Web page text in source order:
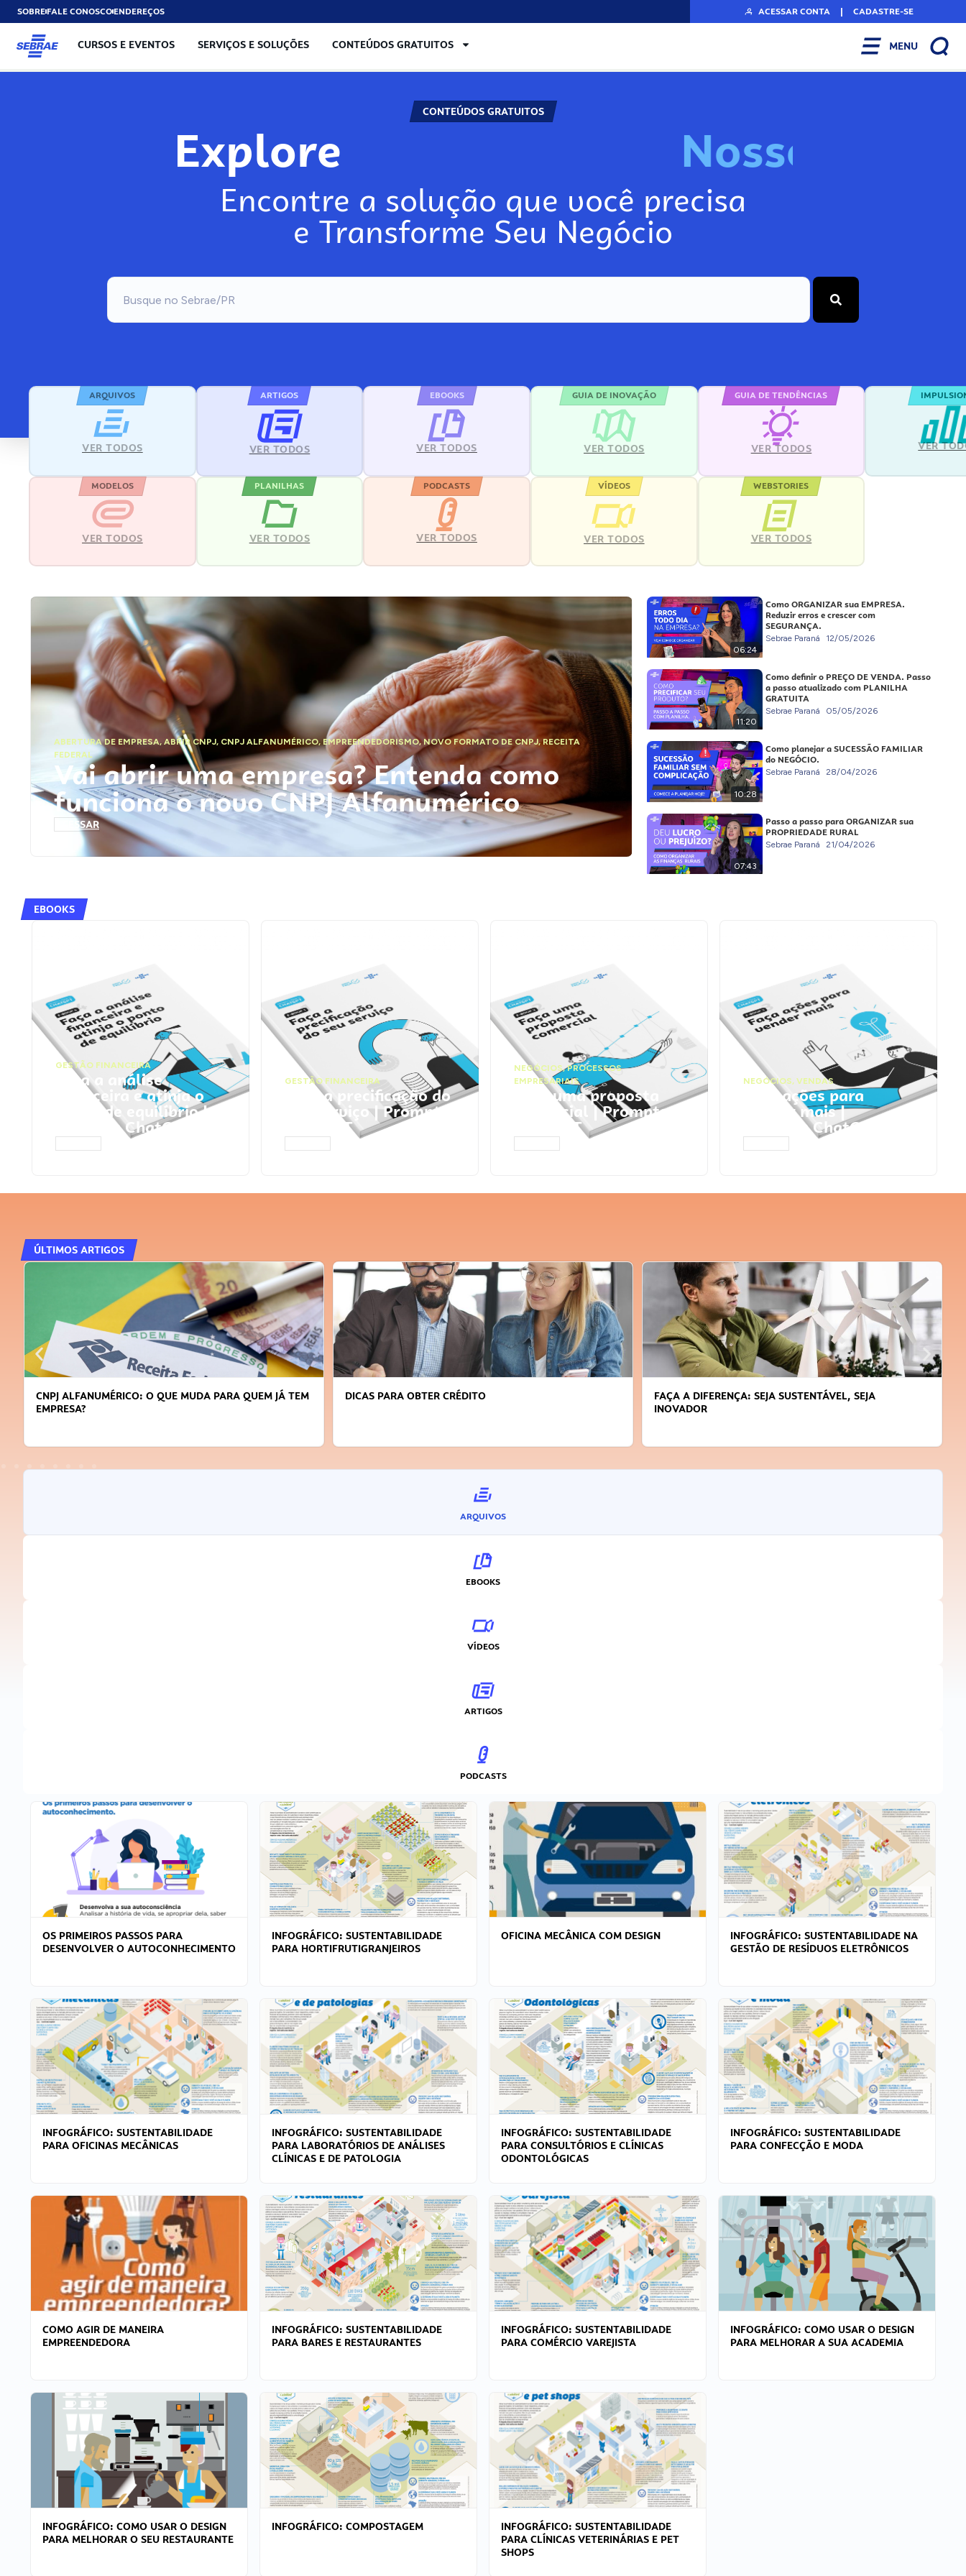
SOBREFALE CONOSCOENDEREÇOS ACESSAR CONTA | CADASTRE-SE
CURSOS E EVENTOS SERVIÇOS E SOLUÇÕES CONTEÚDOS GRATUITOS MENU
CONTEÚDOS GRATUITOS
Explore Noss
Encontre a solução que você precisa
e Transforme Seu Negócio
ARQUIVOS
VER TODOS
ARTIGOS
VER TODOS
EBOOKS
VER TODOS
GUIA DE INOVAÇÃO
VER TODOS
GUIA DE TENDÊNCIAS
VER TODOS VER
MODELOS
VER TODOS
PLANILHAS
VER TODOS
PODCASTS
VER TODOS
VÍDEOS
VER TODOS
WEBSTORIES
VER TODOS
ABERTURA DE EMPRESA,ABRIR CNPJ, CNPJ ALFANUMÉRICO, EMPREENDEDORISMO,NOVO FORMATO DE CNPJ,RECEITA
FEDERAL
Vai abrir uma empresa? Entenda como
funciona o novo CNPJ Alfanumérico
ACESSAR
06:24
Como ORGANIZAR sua EMPRESA.
Reduzir erros e crescer com
SEGURANÇA.
Sebrae Paraná 12/05/2026
11:20
Como definir o PREÇO DE VENDA. Passo
a passo atualizado com PLANILHA
GRATUITA
Sebrae Paraná 05/05/2026
10:28
Como planejar a SUCESSÃO FAMILIAR
do NEGÓCIO.
Sebrae Paraná 28/04/2026
07:43
Passo a passo para ORGANIZAR sua
PROPRIEDADE RURAL
Sebrae Paraná 21/04/2026
EBOOKS
GESTÃO FINANCEIRA
Faça a análise
financeira e atinja o
ponto de equilíbrio |
Prompts ChatGPT
GESTÃO FINANCEIRA
Faça a precificação do
seu serviço | Prompts
ChatGPT
NEGÓCIOS,PROCESSOS
EMPRESARIAIS
Faça uma proposta
comercial | Prompts
ChatGPT
NEGÓCIOS, VENDAS
Faça ações para
vender mais |
Prompts ChatGPT
ÚLTIMOS ARTIGOS
CNPJ ALFANUMÉRICO: O QUE MUDA PARA QUEM JÁ TEM
EMPRESA?
DICAS PARA OBTER CRÉDITO
FAÇA A DIFERENÇA: SEJA SUSTENTÁVEL, SEJA
INOVADOR
ARQUIVOS
EBOOKS
VÍDEOS
ARTIGOS
PODCASTS
OS PRIMEIROS PASSOS PARA
DESENVOLVER O AUTOCONHECIMENTO
INFOGRÁFICO: SUSTENTABILIDADE
PARA HORTIFRUTIGRANJEIROS
OFICINA MECÂNICA COM DESIGN
INFOGRÁFICO: SUSTENTABILIDADE NA
GESTÃO DE RESÍDUOS ELETRÔNICOS
INFOGRÁFICO: SUSTENTABILIDADE
PARA OFICINAS MECÂNICAS
INFOGRÁFICO: SUSTENTABILIDADE
PARA LABORATÓRIOS DE ANÁLISES
CLÍNICAS E DE PATOLOGIA
INFOGRÁFICO: SUSTENTABILIDADE
PARA CONSULTÓRIOS E CLÍNICAS
ODONTOLÓGICAS
INFOGRÁFICO: SUSTENTABILIDADE
PARA CONFECÇÃO E MODA
COMO AGIR DE MANEIRA
EMPREENDEDORA
INFOGRÁFICO: SUSTENTABILIDADE
PARA BARES E RESTAURANTES
INFOGRÁFICO: SUSTENTABILIDADE
PARA COMÉRCIO VAREJISTA
INFOGRÁFICO: COMO USAR O DESIGN
PARA MELHORAR A SUA ACADEMIA
INFOGRÁFICO: COMO USAR O DESIGN
PARA MELHORAR O SEU RESTAURANTE
INFOGRÁFICO: COMPOSTAGEM
INFOGRÁFICO: SUSTENTABILIDADE
PARA CLÍNICAS VETERINÁRIAS E PET
SHOPS